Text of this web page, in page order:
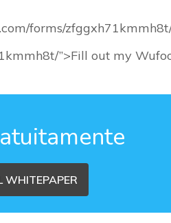
forms/
”>Fill out my
WHITEPAPER